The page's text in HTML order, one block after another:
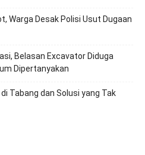
Warga Desak Polisi Usut Dugaan
Belasan Excavator Diduga
Dipertanyakan
Tabang dan Solusi yang Tak